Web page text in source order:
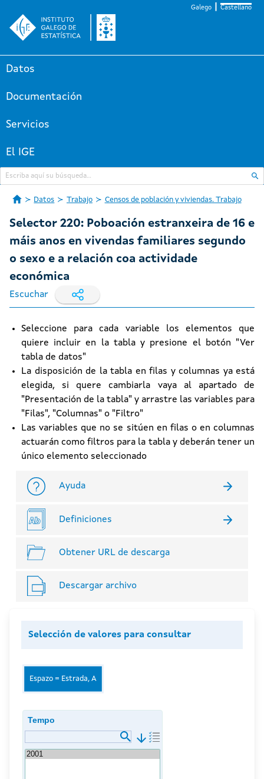
Galego Castellano
Datos
Documentación
Servicios
El IGE
Datos Trabajo Censos de población y viviendas. Trabajo
Selector 220: Poboación estranxeira de 16 e
máis anos en vivendas familiares segundo
o sexo e a relación coa actividade
económica
Escuchar
Seleccione para cada variable los elementos que
quiere incluir en la tabla y presione el botón "Ver
tabla de datos"
La disposición de la tabla en filas y columnas ya está
elegida, si quere cambiarla vaya al apartado de
"Presentación de la tabla" y arrastre las variables para
"Filas", "Columnas" o "Filtro"
Las variables que no se sitúen en filas o en columnas
actuarán como filtros para la tabla y deberán tener un
único elemento seleccionado
Ayuda
Definiciones
Obtener URL de descarga
Descargar archivo
Selección de valores para consultar
Espazo = Estrada, A
Tempo
arrow_downward